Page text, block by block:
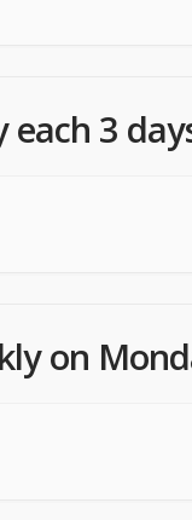
each 3
on